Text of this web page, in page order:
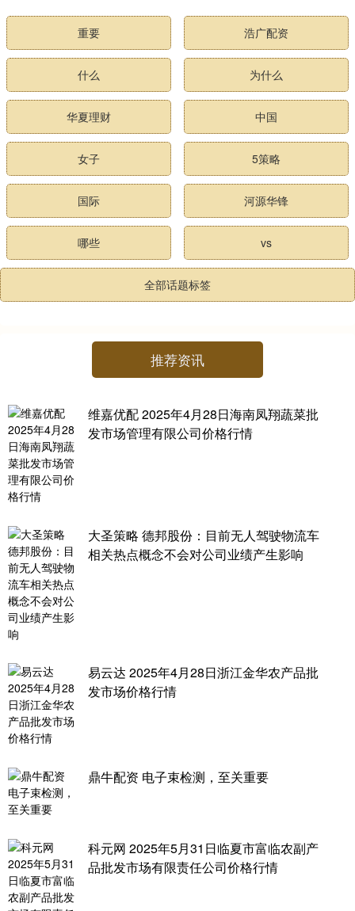
重要 浩广配资
什么 为什么
华夏理财 中国
女子 5策略
国际 河源华锋
哪些 vs
全部话题标签
推荐资讯
维嘉优配 2025年4月28日海南凤翔蔬菜批
发市场管理有限公司价格行情
大圣策略 德邦股份：目前无人驾驶物流车
相关热点概念不会对公司业绩产生影响
易云达 2025年4月28日浙江金华农产品批
发市场价格行情
鼎牛配资 电子束检测，至关重要
科元网 2025年5月31日临夏市富临农副产
品批发市场有限责任公司价格行情